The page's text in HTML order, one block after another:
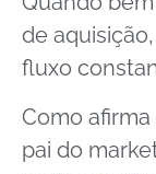
de
fluxo
Como afirma
pai do